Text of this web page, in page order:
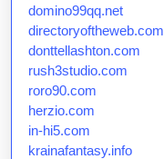
domino99qq.net
directoryoftheweb.com
donttellashton.com
rush3studio.com
roro90.com
herzio.com
in-hi5.com
krainafantasy.info